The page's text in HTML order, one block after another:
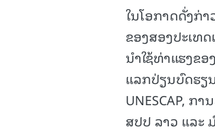
ໃນໂອກາດດັ່ງກ່
ຂອງສອງປະເທ
ນໍາໃຊ້ທ່າແຮງຂ
ແລກປ່ຽນບົດຮຽ
UNESCAP,
ສປປ ລາວ ແລະ